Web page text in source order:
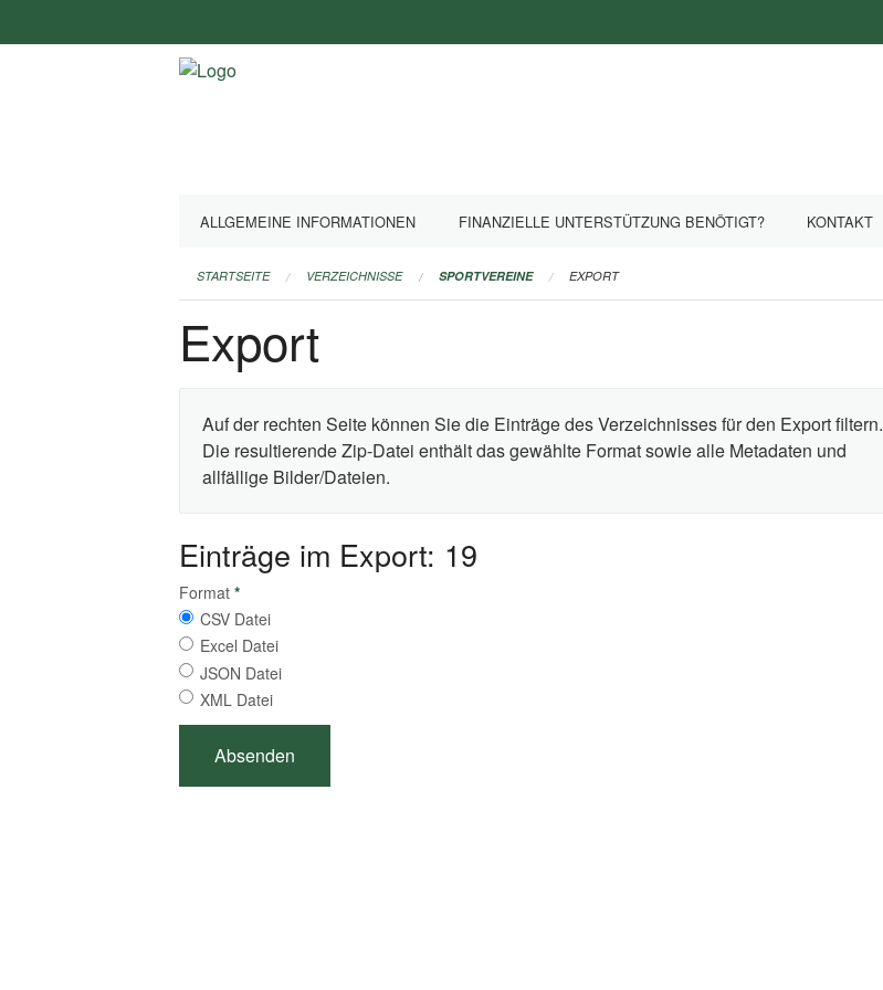
überspringen
ALLGEMEINE INFORMATIONEN FINANZIELLE UNTERSTÜTZUNG BENÖTIGT? KONTAKT
STARTSEITE VERZEICHNISSE SPORTVEREINE EXPORT
Export
Auf der rechten Seite können Sie die Einträge des Verzeichnisses für den Export filtern.
Die resultierende Zip-Datei enthält das gewählte Format sowie alle Metadaten und
allfällige Bilder/Dateien.
Einträge im Export: 19
Format *
CSV Datei
Excel Datei
JSON Datei
XML Datei